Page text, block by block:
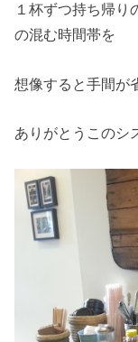
１杯ずつ持ち帰り
の混む時間帯を
想像すると手間が
ありがとうこのシ